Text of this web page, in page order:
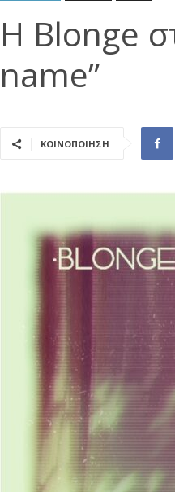
Η Blonge
name”
ΚΟΙΝΟΠΟΙΗΣΗ